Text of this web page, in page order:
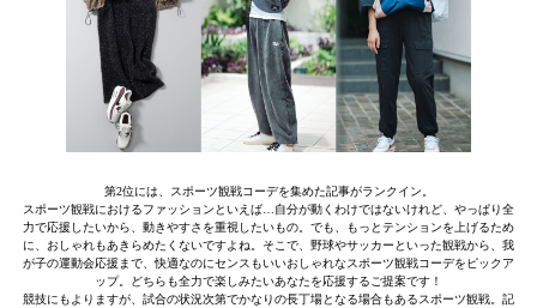
第2位には、スポーツ観戦コーデを集めた記事がランクイン。
スポーツ観戦におけるファッションといえば…自分が動くわけではないけれど、やっぱり全
力で応援したいから、動きやすさを重視したいもの。でも、もっとテンションを上げるため
に、おしゃれもあきらめたくないですよね。そこで、野球やサッカーといった観戦から、我
が子の運動会応援まで、快適なのにセンスもいいおしゃれなスポーツ観戦コーデをピックア
ップ。どちらも全力で楽しみたいあなたを応援するご提案です！
競技にもよりますが、試合の状況次第でかなりの長丁場となる場合もあるスポーツ観戦。記